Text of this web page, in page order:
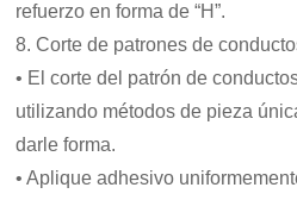
refuerzo en forma de “H”.
8. Corte de patrones de
• El corte del patrón de
utilizando métodos de pieza
darle forma.
• Aplique adhesivo